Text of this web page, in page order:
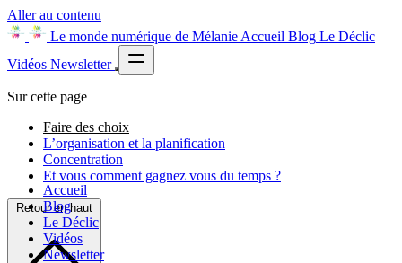
Aller au contenu
Le monde numérique de Mélanie Accueil Blog Le Déclic
Vidéos Newsletter
Accueil
Blog
Le Déclic
Vidéos
Newsletter
Sur cette page
Faire des choix
L’organisation et la planification
Concentration
Et vous comment gagnez vous du temps ?
Retour en haut